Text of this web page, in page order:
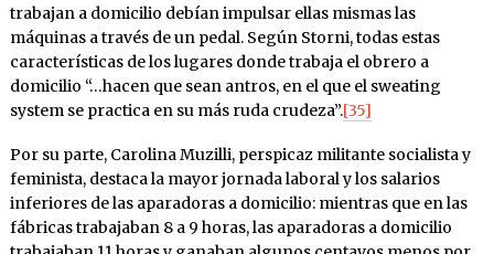
trabajan a domicilio debían impulsar ellas mismas las
máquinas a través de un pedal. Según Storni, todas estas
características de los lugares donde trabaja el obrero a
domicilio “…hacen que sean antros, en el que el sweating
system se practica en su más ruda crudeza”.[35]
Por su parte, Carolina Muzilli, perspicaz militante socialista y
feminista, destaca la mayor jornada laboral y los salarios
inferiores de las aparadoras a domicilio: mientras que en las
fábricas trabajaban 8 a 9 horas, las aparadoras a domicilio